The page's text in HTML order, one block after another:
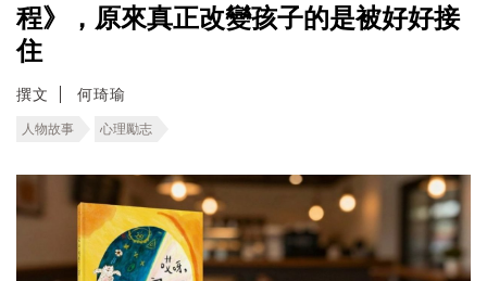
程》，原來真正改變孩子的是被好好接
住
撰文 何琦瑜
人物故事 心理勵志